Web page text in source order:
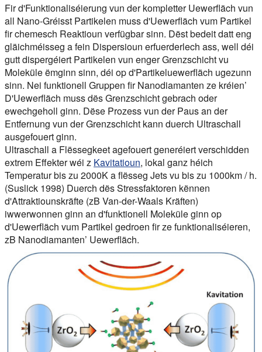
Fir d'Funktionaliséierung vun der kompletter Uewerfläch vun
all Nano-Gréisst Partikelen muss d'Uewerfläch vum Partikel
fir chemesch Reaktioun verfügbar sinn. Dëst bedeit datt eng
gläichméisseg a fein Dispersioun erfuerderlech ass, well déi
gutt dispergéiert Partikelen vun enger Grenzschicht vu
Moleküle ëmginn sinn, déi op d'Partikeluewerfläch ugezunn
sinn. Nei funktionell Gruppen fir Nanodiamanten ze kréien’
D'Uewerfläch muss dës Grenzschicht gebrach oder
ewechgeholl ginn. Dëse Prozess vun der Paus an der
Entfernung vun der Grenzschicht kann duerch Ultraschall
ausgefouert ginn.
Ultraschall a Flëssegkeet agefouert generéiert verschidden
extrem Effekter wéi z Kavitatioun, lokal ganz héich
Temperatur bis zu 2000K a flësseg Jets vu bis zu 1000km / h.
(Suslick 1998) Duerch dës Stressfaktoren kënnen
d'Attraktiounskräfte (zB Van-der-Waals Kräften)
iwwerwonnen ginn an d'funktionell Moleküle ginn op
d'Uewerfläch vum Partikel gedroen fir ze funktionaliséieren,
zB Nanodiamanten’ Uewerfläch.